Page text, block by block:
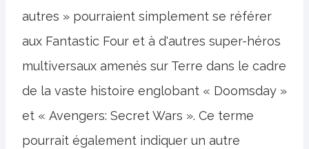
autres » pourraient simplement se référer
aux Fantastic Four et à d'autres super-héros
multiversaux amenés sur Terre dans le cadre
de la vaste histoire englobant « Doomsday »
et « Avengers: Secret Wars ». Ce terme
pourrait également indiquer un autre